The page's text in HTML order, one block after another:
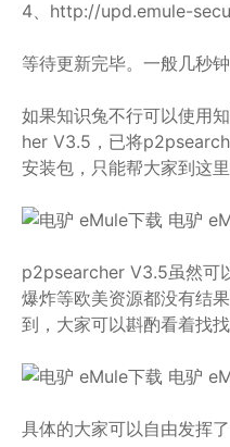
4、http://upd.emule-
等待更新完毕。一般几秒
如果知识兔不行可以使用
her V3.5，已将
安装包，只能帮大家到这里
p2psearcher V3.5虽然可
爆炸等欧美资源都没有结
到，大家可以斟酌看着找
具体的大家可以自由发挥